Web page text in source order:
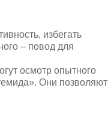
избегать
– повод для
осмотр опытного
Они позволяют